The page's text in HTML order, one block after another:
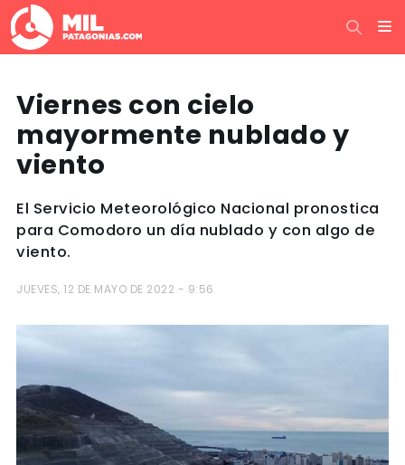
Viernes con cielo
mayormente nublado y
viento
El Servicio Meteorológico Nacional pronostica
para Comodoro un día nublado y con algo de
viento.
JUEVES, 12 DE MAYO DE 2022 - 9:56